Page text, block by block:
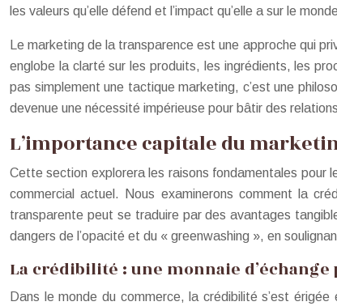
les valeurs qu’elle défend et l’impact qu’elle a sur le
Le marketing de la transparence est une approche qui
englobe la clarté sur les produits, les ingrédients, les
pas simplement une tactique marketing, c’est une
devenue une nécessité impérieuse pour bâtir des
L’importance capitale du
Cette section explorera les raisons fondamentales pour
commercial actuel. Nous examinerons comment la
transparente peut se traduire par des avantages
dangers de l’opacité et du « greenwashing », en
La crédibilité : une monnaie
Dans le monde du commerce, la crédibilité s’est